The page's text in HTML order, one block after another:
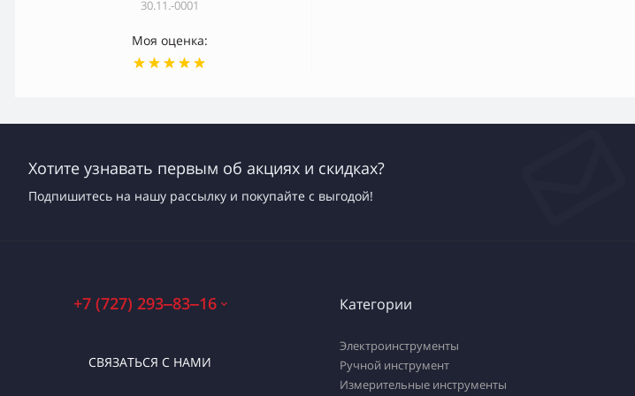
30.11.-0001
Моя оценка:
Хотите узнавать первым об акциях и скидках?
Подпишитесь на нашу рассылку и покупайте с выгодой!
+7 (727) 293‒83‒16
СВЯЗАТЬСЯ С НАМИ
Категории
Электроинструменты
Ручной инструмент
Измерительные инструменты